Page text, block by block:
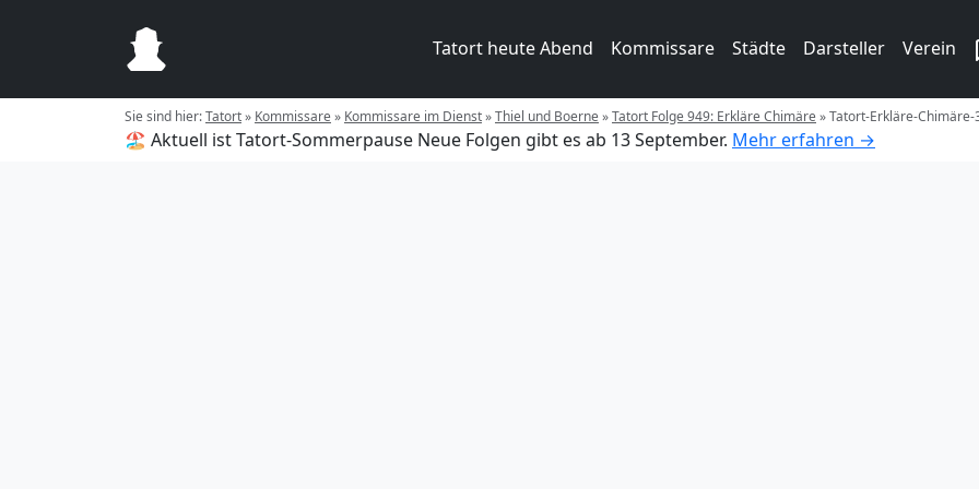
Tatort heute Abend Kommissare Städte Darsteller Verein
Sie sind hier:Tatort» Kommissare» Kommissare im Dienst»Thiel und Boerne»Tatort Folge 949: Erkläre Chimäre»Tatort-Erkläre-Chimäre-
🏖️ Aktuell ist Tatort-Sommerpause Neue Folgen gibt es ab 13 September. Mehr erfahren →